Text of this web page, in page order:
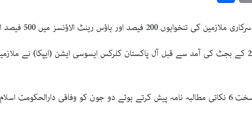
رینٹ الاؤنسز میں 500 فیصد اضافے کا مطالبہ کردیا۔
تفصیلات کے مطابق آئندہ مالی سال 2026-27 کے بجٹ کی آمد سے قبل آل پاکستان کلرکس ایسوسی
ایپکا کی مرکزی قیادت نے حکومت کو ایک سخت 6 نکاتی مطالبہ نامہ پیش کرتے ہوئے دو جون کو